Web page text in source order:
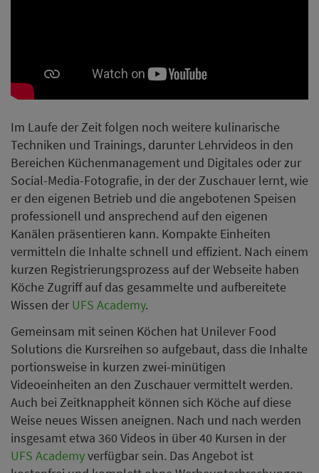
Im Laufe der Zeit folgen noch weitere kulinarische
Techniken und Trainings, darunter Lehrvideos in den
Bereichen Küchenmanagement und Digitales oder zur
Social-Media-Fotografie, in der der Zuschauer lernt, wie
er den eigenen Betrieb und die angebotenen Speisen
professionell und ansprechend auf den eigenen
Kanälen präsentieren kann. Kompakte Einheiten
vermitteln die Inhalte schnell und effizient. Nach einem
kurzen Registrierungsprozess auf der Webseite haben
Köche Zugriff auf das gesammelte und aufbereitete
Wissen der UFS Academy.
Gemeinsam mit seinen Köchen hat Unilever Food
Solutions die Kursreihen so aufgebaut, dass die Inhalte
portionsweise in kurzen zwei-minütigen
Videoeinheiten an den Zuschauer vermittelt werden.
Auch bei Zeitknappheit können sich Köche auf diese
Weise neues Wissen aneignen. Nach und nach werden
insgesamt etwa 360 Videos in über 40 Kursen in der
UFS Academyverfügbar sein. Das Angebot ist